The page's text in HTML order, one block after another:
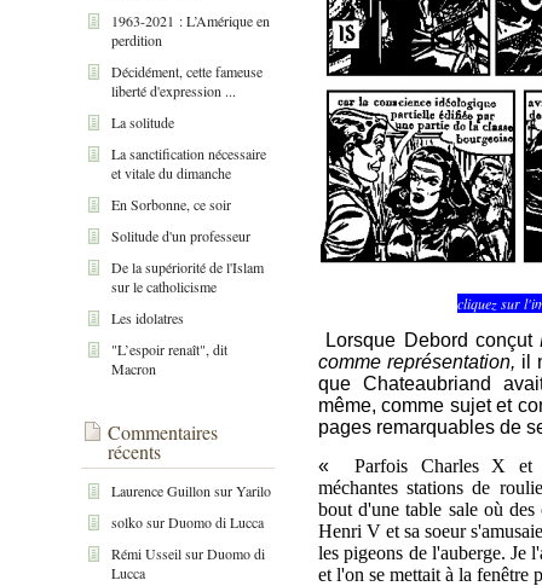
1963-2021 : L’Amérique en
perdition
Décidément, cette fameuse
liberté d'expression ...
La solitude
La sanctification nécessaire
et vitale du dimanche
En Sorbonne, ce soir
Solitude d'un professeur
De la supériorité de l'Islam
sur le catholicisme
Les idolatres
"L’espoir renaît", dit
Macron
Commentaires
récents
Laurence Guillon surYarilo
solkosurDuomo di Lucca
Rémi UsseilsurDuomo di
Lucca
cliquez sur
Lorsque Debord conçut
comme représentation, il
que Chateaubriand
même, comme sujet et
pages remarquables de
«
Parfois Charles X et
méchantes stations de
bout d'une table sale où
Henri V et sa soeur
les pigeons de l'auberge. Je
et l'on se mettait à la fenêtre